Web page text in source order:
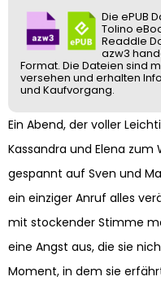
Ein Abend, der voller
Kassandra und Elena zum
gespannt auf Sven und
ein einziger Anruf alles
mit stockender Stimme
eine Angst aus, die sie
Moment, in dem sie
Die ePUB
Tolino
Readdle
azw3
Format. Die Dateien sind
versehen und erhalten
und Kaufvorgang.